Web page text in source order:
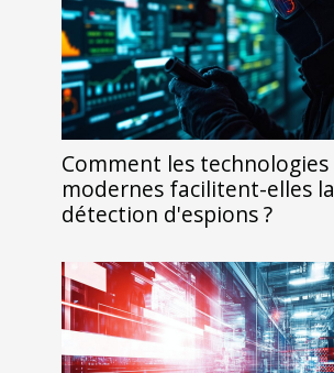
Comment les technologies
modernes facilitent-elles la
détection d'espions ?